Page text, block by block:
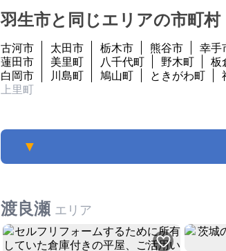
羽生市と同じエリアの市町村
古河市 太田市 栃木市 熊谷市 幸手
蓮田市
美里町 八千代町 野木町 板
白岡市
川島町 鳩山町 ときがわ町
上里町
▼
渡良瀬 エリア